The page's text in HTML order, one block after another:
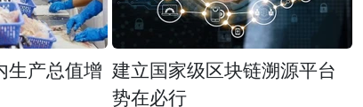
生产总值增 建立国家级区块链溯源平台
势在必行